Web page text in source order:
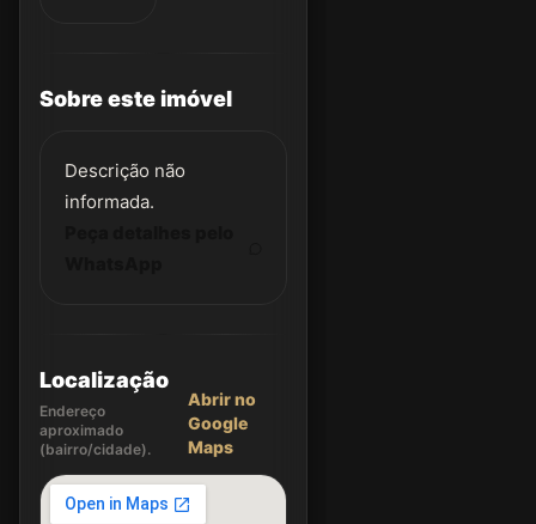
Sobre este imóvel
Descrição não
informada.
Localização
Endereço
aproximado
(bairro/cidade).
Abrir no
Google
Maps